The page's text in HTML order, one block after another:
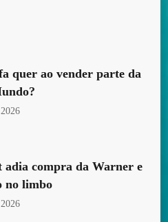
quer ao vender parte da
adia compra da Warner e
no limbo